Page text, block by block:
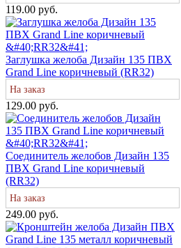
119.00 руб.
Заглушка желоба Дизайн 135 ПВХ
Grand Line коричневый (RR32)
На заказ
129.00 руб.
Соединитель желобов Дизайн 135
ПВХ Grand Line коричневый
(RR32)
На заказ
249.00 руб.